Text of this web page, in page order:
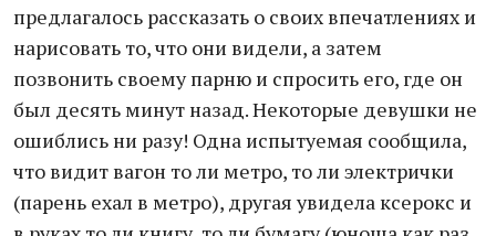
предлагалось рассказать о своих впечатлениях и
нарисовать то, что они видели, а затем
позвонить своему парню и спросить его, где он
был десять минут назад. Некоторые девушки не
ошиблись ни разу! Одна испытуемая сообщила,
что видит вагон то ли метро, то ли электрички
(парень ехал в метро), другая увидела ксерокс и